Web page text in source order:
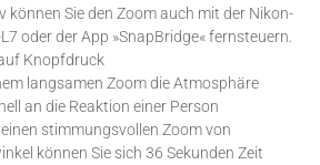
können Sie den Zoom auch mit der Nikon-
oder der App »SnapBridge« fernsteuern.
Knopfdruck
langsamen Zoom die Atmosphäre
an die Reaktion einer Person
stimmungsvollen Zoom von
können Sie sich 36 Sekunden Zeit